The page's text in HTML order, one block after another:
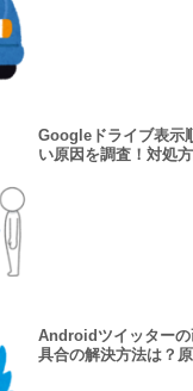
Googleドライブ表示
い原因を調査！対処
Androidツイッター
具合の解決方法は？